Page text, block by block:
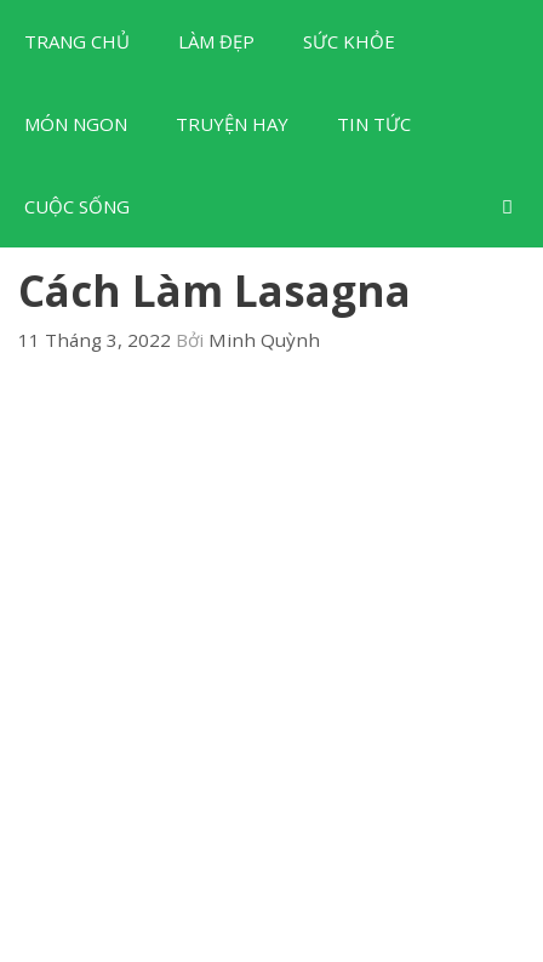
đến
dung
TRANG CHỦ LÀM ĐẸP SỨC KHỎE
MÓN NGON TRUYỆN HAY TIN TỨC
CUỘC SỐNG
Cách Làm Lasagna
11 Tháng 3, 2022 Bởi Minh Quỳnh